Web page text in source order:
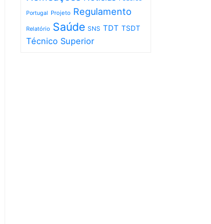
Portugal Projeto Regulamento
Relatório Saúde SNS TDT TSDT
Técnico Superior